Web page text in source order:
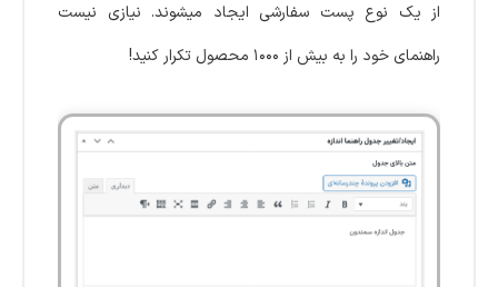
از یک نوع پست سفارشی ایجاد میشوند. نیازی نیست
راهنمای خود را به بیش از ۱۰۰۰ محصول تکرار کنید!